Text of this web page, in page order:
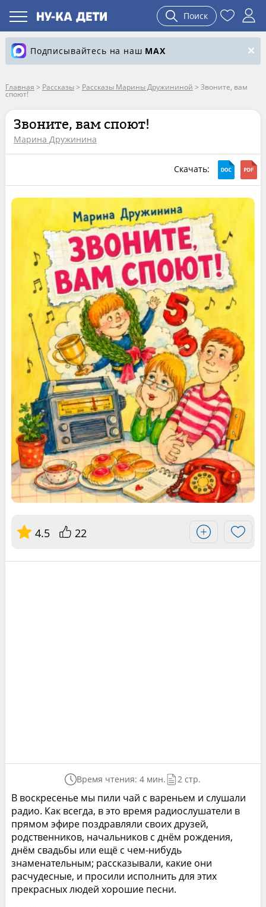
Поиск
Подписывайтесь на наш MAX
Главная > Рассказы > Рассказы Марины Дружининой > Звоните, вам
споют!
Звоните, вам споют!
Марина Дружинина
Скачать:
4.5 22
Время чтения: 4 мин. 2 стр.
В воскресенье мы пили чай с вареньем и слушали
радио. Как всегда, в это время радиослушатели в
прямом эфире поздравляли своих друзей,
родственников, начальников с днём рождения,
днём свадьбы или ещё с чем-нибудь
знаменательным; рассказывали, какие они
расчудесные, и просили исполнить для этих
прекрасных людей хорошие песни.